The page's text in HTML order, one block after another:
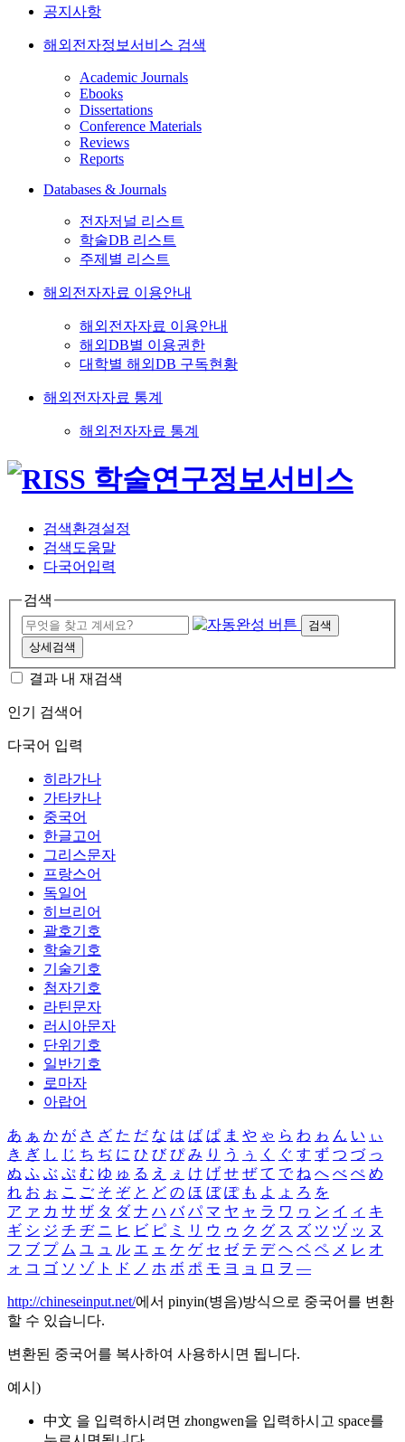
공지사항
해외전자정보서비스 검색
Academic Journals
Ebooks
Dissertations
Conference Materials
Reviews
Reports
Databases & Journals
전자저널 리스트
학술DB 리스트
주제별 리스트
해외전자자료 이용안내
해외전자자료 이용안내
해외DB별 이용권한
대학별 해외DB 구독현황
해외전자자료 통계
해외전자자료 통계
검색환경설정
검색도움말
다국어입력
검색
검색
상세검색
결과 내 재검색
인기 검색어
다국어 입력
히라가나
가타카나
중국어
한글고어
그리스문자
프랑스어
독일어
히브리어
괄호기호
학술기호
기술기호
첨자기호
라틴문자
러시아문자
단위기호
일반기호
로마자
아랍어
あ ぁ か が さ ざ た だ な は ば ぱ ま や ゃ ら わ ゎ ん い ぃ
き ぎ し じ ち ぢ に ひ び ぴ み り う ぅ く ぐ す ず つ づ っ
ぬ ふ ぶ ぷ む ゆ ゅ る え ぇ け げ せ ぜ て で ね へ べ ぺ め
れ お ぉ こ ご そ ぞ と ど の ほ ぼ ぽ も よ ょ ろ を
ア ァ カ サ ザ タ ダ ナ ハ バ パ マ ヤ ャ ラ ワ ヮ ン イ ィ キ
ギ シ ジ チ ヂ ニ ヒ ビ ピ ミ リ ウ ゥ ク グ ス ズ ツ ヅ ッ ヌ
フ ブ プ ム ユ ュ ル エ ェ ケ ゲ セ ゼ テ デ ヘ ベ ペ メ レ オ
ォ コ ゴ ソ ゾ ト ド ノ ホ ボ ポ モ ヨ ョ ロ ヲ ―
http://chineseinput.net/에서 pinyin(병음)방식으로 중국어를 변환
할 수 있습니다.
변환된 중국어를 복사하여 사용하시면 됩니다.
예시)
中文 을 입력하시려면 zhongwen을 입력하시고 space를